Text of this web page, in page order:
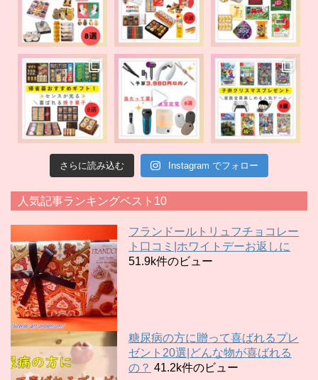
さらに読み込む Instagram でフォロー
人気記事ランキングベスト10
フランドールトリュフチョコレー
ト口コミ|ホワイトデーお返しに
51.9k件のビュー
糖尿病の方に贈って喜ばれるプレ
ゼント20選|どんな物が喜ばれる
の？ 41.2k件のビュー